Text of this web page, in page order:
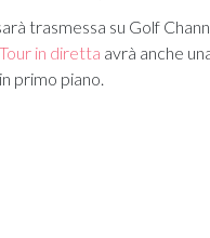
trasmessa su Golf
in diretta avrà anche
primo piano.